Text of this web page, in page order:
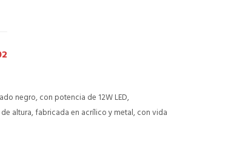
negro, con potencia de 12W LED,
altura, fabricada en acrílico y metal, con vida